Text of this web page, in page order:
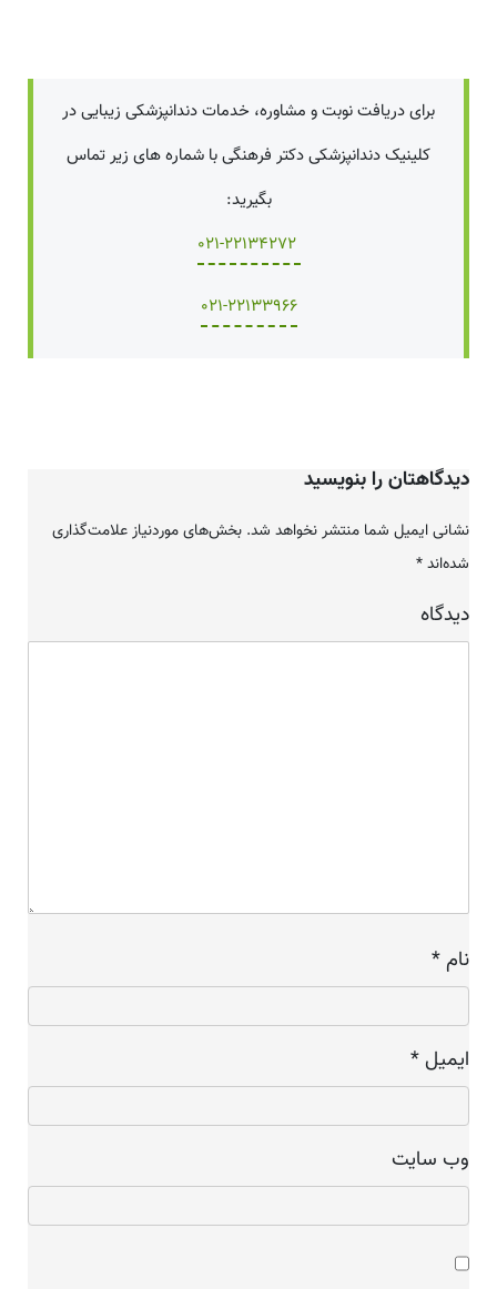
برای دریافت نوبت و مشاوره، خدمات دندانپزشکی زیبایی در
کلینیک دندانپزشکی دکتر فرهنگی با شماره های زیر تماس
بگیرید:
021-22134272
021-22133966
دیدگاهتان را بنویسید
نشانی ایمیل شما منتشر نخواهد شد. بخش‌های موردنیاز علامت‌گذاری
شده‌اند*
دیدگاه
نام *
ایمیل*
وب‌ سایت